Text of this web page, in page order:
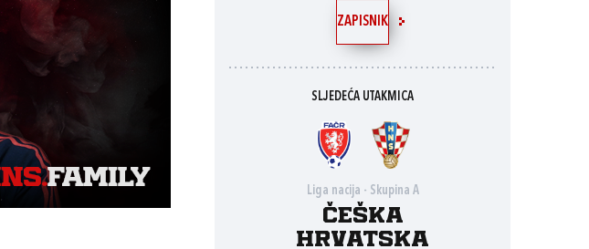
ZAPISNIK
SLJEDEĆA UTAKMICA
Liga nacija - Skupina A
Češka
Hrvatska